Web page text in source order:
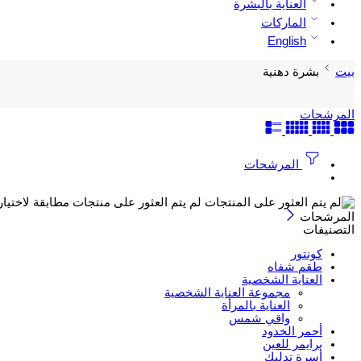
العناية بالبشرة
الماركات
English
بيت بشرة دهنية
المرشحات
المرشحات
لم يتم العثور على منتجات مطابقة
المرشحات
التصنيفات
كونتور
طقم شفاه
العناية الشخصية
مجموعة العناية الشخصية
العناية بالمرأة
واقي شمس
أحمر الخدود
برايمر للعين
أسرة تدليك